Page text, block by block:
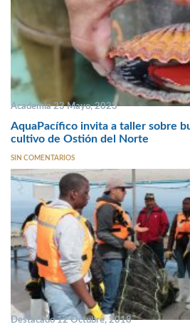
Academia 23 Mayo, 2023
AquaPacífico invita a taller sobre
cultivo de Ostión del Norte
SIN COMENTARIOS
Destacado 12 Octubre, 2018